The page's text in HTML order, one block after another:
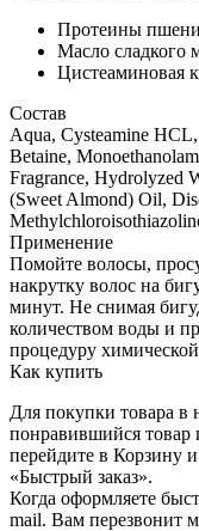
Протеины
Масло сладкого
Цистеаминовая
Состав
Aqua, Cysteamine
Betaine,
Fragrance, Hydrolyzed
(Sweet Almond) Oil,
Применение
Помойте волосы,
накрутку волос на
минут. Не снимая
количеством воды и
процедуру
Как купить
Для покупки товара в
понравившийся товар
перейдите в Корзину
«Быстрый заказ».
Когда оформляете
mail. Вам перезвонит